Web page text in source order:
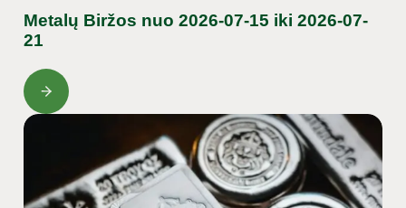
Metalų Biržos nuo 2026-07-15 iki 2026-07-
21